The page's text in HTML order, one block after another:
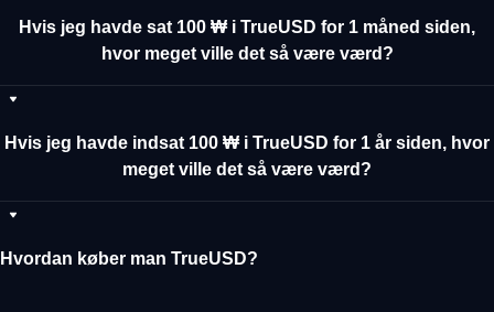
Hvis jeg havde sat 100 ₩ i TrueUSD for 1 måned siden,
hvor meget ville det så være værd?
Hvis jeg havde indsat 100 ₩ i TrueUSD for 1 år siden, hvor
meget ville det så være værd?
Hvordan køber man TrueUSD?